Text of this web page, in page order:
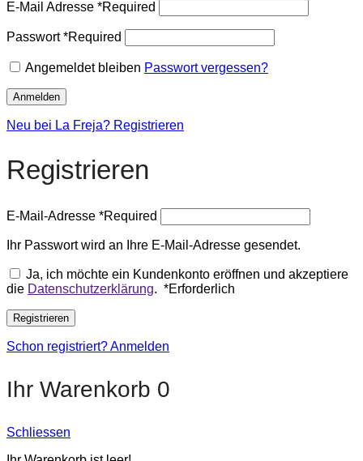
E-Mail Adresse *Required
Passwort*Required
Angemeldet bleiben Passwort vergessen?
Anmelden
Neu bei La Freja? Registrieren
Registrieren
E-Mail-Adresse *Required
Ihr Passwort wird an Ihre E-Mail-Adresse gesendet.
Ja, ich möchte ein Kundenkonto eröffnen und akzeptiere
die Datenschutzerklärung. *Erforderlich
Registrieren
Schon registriert? Anmelden
Ihr Warenkorb 0
Schliessen